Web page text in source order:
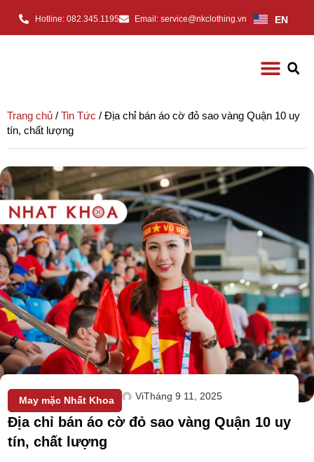
Hotline: 082.345.1195 Email: service@nkclothing.vn EN
Trang chủ / Tin Tức / Địa chỉ bán áo cờ đỏ sao vàng Quận 10 uy
tín, chất lượng
May mặc Nhất Khoa ViTháng 9 11, 2025
Địa chỉ bán áo cờ đỏ sao vàng Quận 10 uy
tín, chất lượng